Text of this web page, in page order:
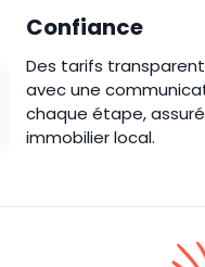
Confiance
Des tarifs
avec une
chaque étape,
immobilier local.